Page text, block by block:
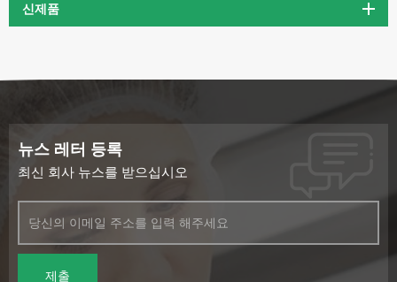
신제품
뉴스 레터 등록
최신 회사 뉴스를 받으십시오